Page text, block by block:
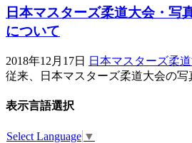
日本マスターズ柔道大会・写
について
2018年12月17日 日本マスターズ柔
従来、日本マスターズ柔道大会の写
表示言語選択
Select Language ▼